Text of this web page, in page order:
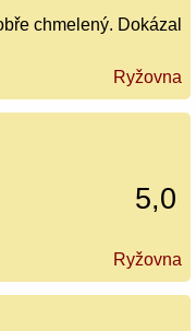
chmelený. Dokázal
Ryžovna
5,0
Ryžovna